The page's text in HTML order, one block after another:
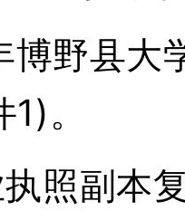
博野县大
。
照副本